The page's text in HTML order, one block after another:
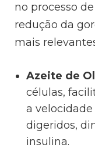
no processo
redução da
mais
Azeite de
células,
a
digeridos,
insulina.